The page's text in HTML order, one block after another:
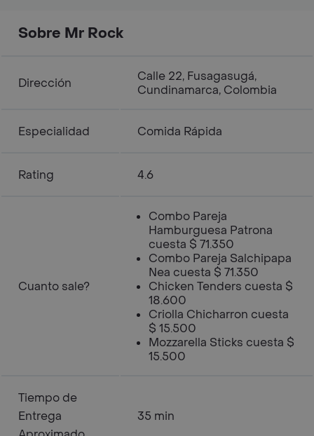
Sobre Mr Rock
Dirección
Calle 22, Fusagasugá,
Cundinamarca, Colombia
Especialidad Comida Rápida
Rating 4.6
Cuanto sale?
Combo Pareja
Hamburguesa Patrona
cuesta $ 71.350
Combo Pareja Salchipapa
Nea cuesta $ 71.350
Chicken Tenders cuesta $
18.600
Criolla Chicharron cuesta
$ 15.500
Mozzarella Sticks cuesta $
15.500
Tiempo de
Entrega
35 min